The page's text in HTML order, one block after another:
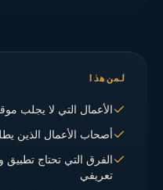
لمن هذا
الأعمال التي لا يجلب
أصحاب الأعمال الذين
الفرق التي تحتاج تطبيق
تعريفي